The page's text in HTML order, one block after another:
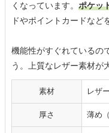
くなっています。 ポケッ
ドやポイントカードなど
機能性がすぐれているの
う。上質なレザー素材が
素材 レザー
厚さ 薄め